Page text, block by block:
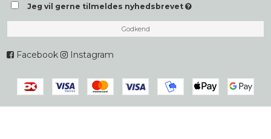
Jeg vil gerne tilmeldes nyhedsbrevet
Godkend
Facebook Instagram